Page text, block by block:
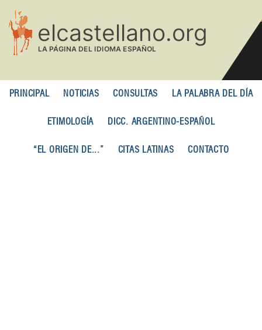
contenido
principal
PRINCIPAL NOTICIAS CONSULTAS LA PALABRA DEL DÍA
ETIMOLOGÍA DICC. ARGENTINO-ESPAÑOL
“EL ORIGEN DE...” CITAS LATINAS CONTACTO